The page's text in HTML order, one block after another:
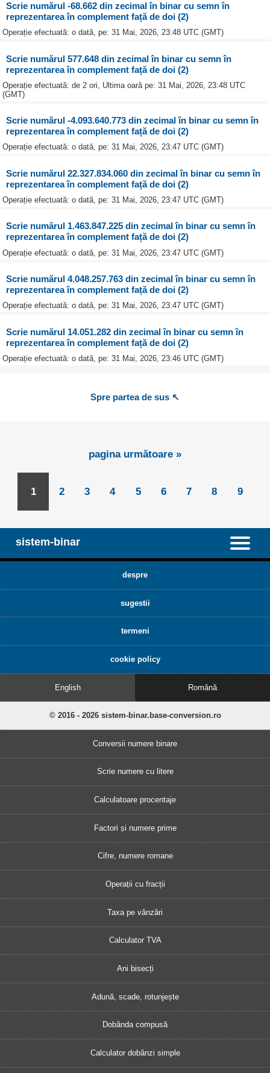
Scrie numărul -68.662 din zecimal în binar cu semn în
reprezentarea în complement față de doi (2)
Operație efectuată: o dată, pe: 31 Mai, 2026, 23:48 UTC (GMT)
Scrie numărul 577.648 din zecimal în binar cu semn în
reprezentarea în complement față de doi (2)
Operație efectuată: de 2 ori, Ultima oară pe: 31 Mai, 2026, 23:48 UTC
(GMT)
Scrie numărul -4.093.640.773 din zecimal în binar cu semn în
reprezentarea în complement față de doi (2)
Operație efectuată: o dată, pe: 31 Mai, 2026, 23:47 UTC (GMT)
Scrie numărul 22.327.834.060 din zecimal în binar cu semn în
reprezentarea în complement față de doi (2)
Operație efectuată: o dată, pe: 31 Mai, 2026, 23:47 UTC (GMT)
Scrie numărul 1.463.847.225 din zecimal în binar cu semn în
reprezentarea în complement față de doi (2)
Operație efectuată: o dată, pe: 31 Mai, 2026, 23:47 UTC (GMT)
Scrie numărul 4.048.257.763 din zecimal în binar cu semn în
reprezentarea în complement față de doi (2)
Operație efectuată: o dată, pe: 31 Mai, 2026, 23:47 UTC (GMT)
Scrie numărul 14.051.282 din zecimal în binar cu semn în
reprezentarea în complement față de doi (2)
Operație efectuată: o dată, pe: 31 Mai, 2026, 23:46 UTC (GMT)
Spre partea de sus ↖
pagina următoare »
1 2 3 4 5 6 7 8 9
sistem-binar
despre
sugestii
termeni
cookie policy
English Română
© 2016 - 2026 sistem-binar.base-conversion.ro
Conversii numere binare
Scrie numere cu litere
Calculatoare procentaje
Factori și numere prime
Cifre, numere romane
Operații cu fracții
Taxa pe vânzări
Calculator TVA
Ani bisecți
Adună, scade, rotunjește
Dobânda compusă
Calculator dobânzi simple